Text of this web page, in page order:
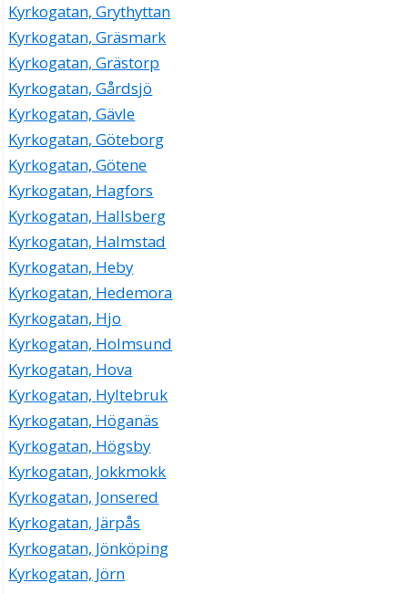
Kyrkogatan, Grythyttan
Kyrkogatan, Gräsmark
Kyrkogatan, Grästorp
Kyrkogatan, Gårdsjö
Kyrkogatan, Gävle
Kyrkogatan, Göteborg
Kyrkogatan, Götene
Kyrkogatan, Hagfors
Kyrkogatan, Hallsberg
Kyrkogatan, Halmstad
Kyrkogatan, Heby
Kyrkogatan, Hedemora
Kyrkogatan, Hjo
Kyrkogatan, Holmsund
Kyrkogatan, Hova
Kyrkogatan, Hyltebruk
Kyrkogatan, Höganäs
Kyrkogatan, Högsby
Kyrkogatan, Jokkmokk
Kyrkogatan, Jonsered
Kyrkogatan, Järpås
Kyrkogatan, Jönköping
Kyrkogatan, Jörn